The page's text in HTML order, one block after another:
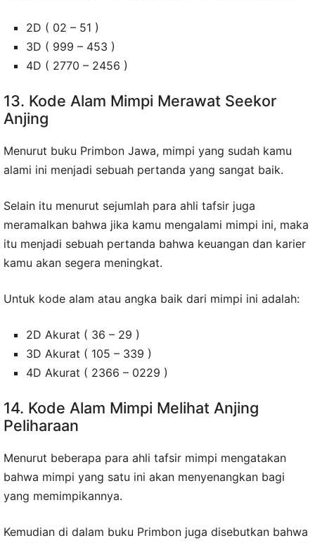
2D ( 02 – 51 )
3D ( 999 – 453 )
4D ( 2770 – 2456 )
13. Kode Alam Mimpi Merawat Seekor
Anjing
Menurut buku Primbon Jawa, mimpi yang sudah kamu
alami ini menjadi sebuah pertanda yang sangat baik.
Selain itu menurut sejumlah para ahli tafsir juga
meramalkan bahwa jika kamu mengalami mimpi ini, maka
itu menjadi sebuah pertanda bahwa keuangan dan karier
kamu akan segera meningkat.
Untuk kode alam atau angka baik dari mimpi ini adalah:
2D Akurat ( 36 – 29 )
3D Akurat ( 105 – 339 )
4D Akurat ( 2366 – 0229 )
14. Kode Alam Mimpi Melihat Anjing
Peliharaan
Menurut beberapa para ahli tafsir mimpi mengatakan
bahwa mimpi yang satu ini akan menyenangkan bagi
yang memimpikannya.
Kemudian di dalam buku Primbon juga disebutkan bahwa